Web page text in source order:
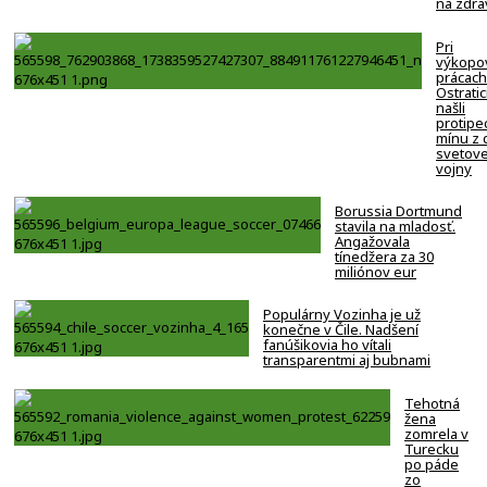
Pri
našli
mínu z
vojny
Borussia Dortmund
stavila na mladosť.
Angažovala
tínedžera za 30
miliónov eur
Populárny Vozinha je už
konečne v Čile. Nadšení
fanúšikovia ho vítali
transparentmi aj bubnami
Tehotná
žena
zomrela v
Turecku
po páde
zo